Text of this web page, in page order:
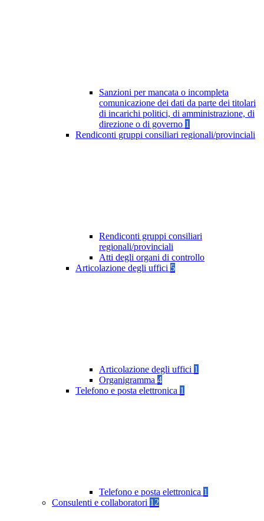
Sanzioni per mancata o incompleta
comunicazione dei dati da parte dei titolari
di incarichi politici, di amministrazione, di
direzione o di governo 1
Rendiconti gruppi consiliari regionali/provinciali
Rendiconti gruppi consiliari
regionali/provinciali
Atti degli organi di controllo
Articolazione degli uffici 5
Articolazione degli uffici 1
Organigramma 4
Telefono e posta elettronica 1
Telefono e posta elettronica 1
Consulenti e collaboratori 12